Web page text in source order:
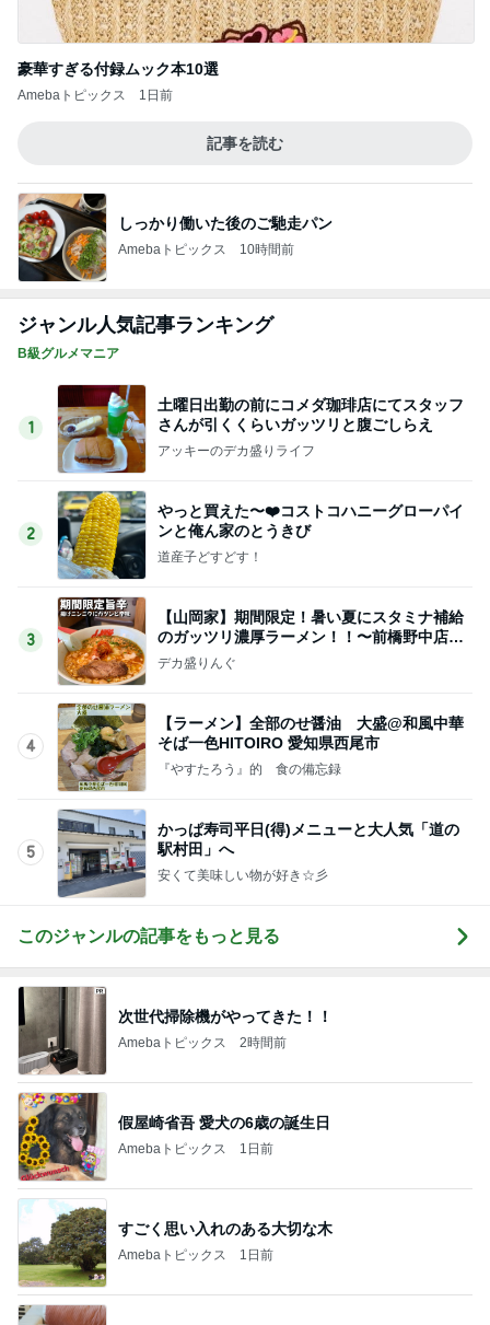
豪華すぎる付録ムック本10選
Amebaトピックス 1日前
記事を読む
しっかり働いた後のご馳走パン
Amebaトピックス 10時間前
ジャンル人気記事ランキング
B級グルメマニア
1
土曜日出勤の前にコメダ珈琲店にてスタッフ
さんが引くくらいガッツリと腹ごしらえ
アッキーのデカ盛りライフ
2
やっと買えた〜❤️コストコハニーグローパイ
ンと俺ん家のとうきび
道産子どすどす！
3
【山岡家】期間限定！暑い夏にスタミナ補給
のガッツリ濃厚ラーメン！！〜前橋野中店さ
ん〜
デカ盛りんぐ
4
【ラーメン】全部のせ醤油 大盛@和風中華
そば一色HITOIRO 愛知県西尾市
『やすたろう』的 食の備忘録
5
かっぱ寿司平日(得)メニューと大人気「道の
駅村田」へ
安くて美味しい物が好き☆彡
このジャンルの記事をもっと見る
次世代掃除機がやってきた！！
Amebaトピックス 2時間前
假屋崎省吾 愛犬の6歳の誕生日
Amebaトピックス 1日前
すごく思い入れのある大切な木
Amebaトピックス 1日前